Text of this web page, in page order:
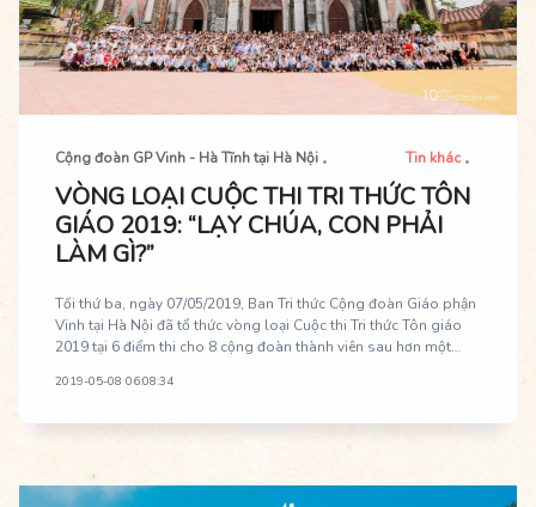
Cộng đoàn GP Vinh - Hà Tĩnh tại Hà Nội Tin khác
VÒNG LOẠI CUỘC THI TRI THỨC TÔN
GIÁO 2019: “LẠY CHÚA, CON PHẢI
LÀM GÌ?”
Tối thứ ba, ngày 07/05/2019, Ban Tri thức Cộng đoàn Giáo phận
Vinh tại Hà Nội đã tổ thức vòng loại Cuộc thi Tri thức Tôn giáo
2019 tại 6 điểm thi cho 8 cộng đoàn thành viên sau hơn một
2019-05-08 06:08:34